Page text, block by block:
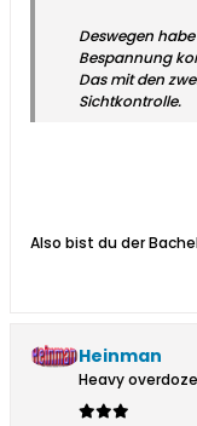
Deswegen
Bespannung
Das mit den
Sichtkontrolle.
Also bist du der
Heinman
Heavy